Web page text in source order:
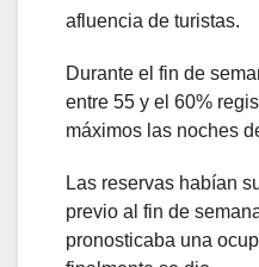
afluencia de turistas.
Durante el fin de
entre 55 y el 60%
máximos las noches
Las reservas habían
previo al fin de
pronosticaba una